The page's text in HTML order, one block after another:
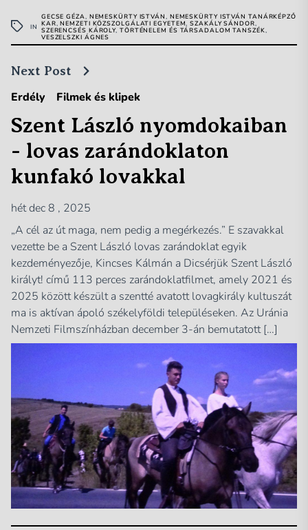
IN
GECSE GÉZA, NEMESKÜRTY ISTVÁN, NEMESKÜRTY ISTVÁN TANÁRKÉPZŐ
KAR,NEMZETI KÖZSZOLGÁLATI EGYETEM,SZAKÁLY SÁNDOR,
SZERENCSÉS KÁROLY, TÖRTÉNELEM ÉS TÁRSADALOM TANSZÉK,
VESZELSZKI ÁGNES
Next Post
Erdély Filmek és klipek
Szent László nyomdokaiban
- lovas zarándoklaton
kunfakó lovakkal
hét dec 8 , 2025
„A cél az út maga, nem pedig a megérkezés.” E szavakkal
vezette be a Szent László lovas zarándoklat egyik
kezdeményezője, Kincses Kálmán a Dicsérjük Szent László
királyt! című 113 perces zarándoklatfilmet, amely 2021 és
2025 között készült a szentté avatott lovagkirály kultuszát
ma is aktívan ápoló székelyföldi településeken. Az Uránia
Nemzeti Filmszínházban december 3-án bemutatott […]